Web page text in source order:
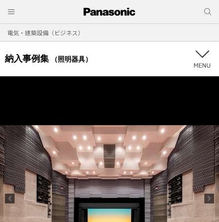
電気・建築設備（ビジネス）
納入事例集 （照明器具）